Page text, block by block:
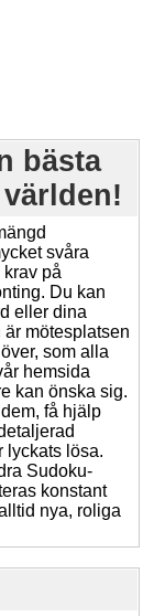
bästa
svåra
på
Du kan
eller dina
mötesplatsen
som alla
hemsida
kan önska sig.
få hjälp
lyckats lösa.
Sudoku-
konstant
nya, roliga